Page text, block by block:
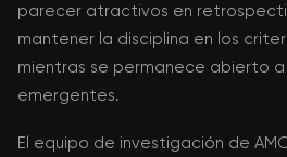
parecer atractivos en
mantener la disciplina en los
mientras se permanece abierto
emergentes.
El equipo de investigación de